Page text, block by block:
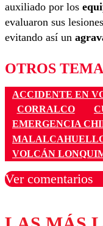
auxiliado por los
evaluaron sus
evitando así un
OTROS
ACCIDENTE EN
CORRALCO
EMERGENCIA
VOLCÁN
Ver comentarios
Los